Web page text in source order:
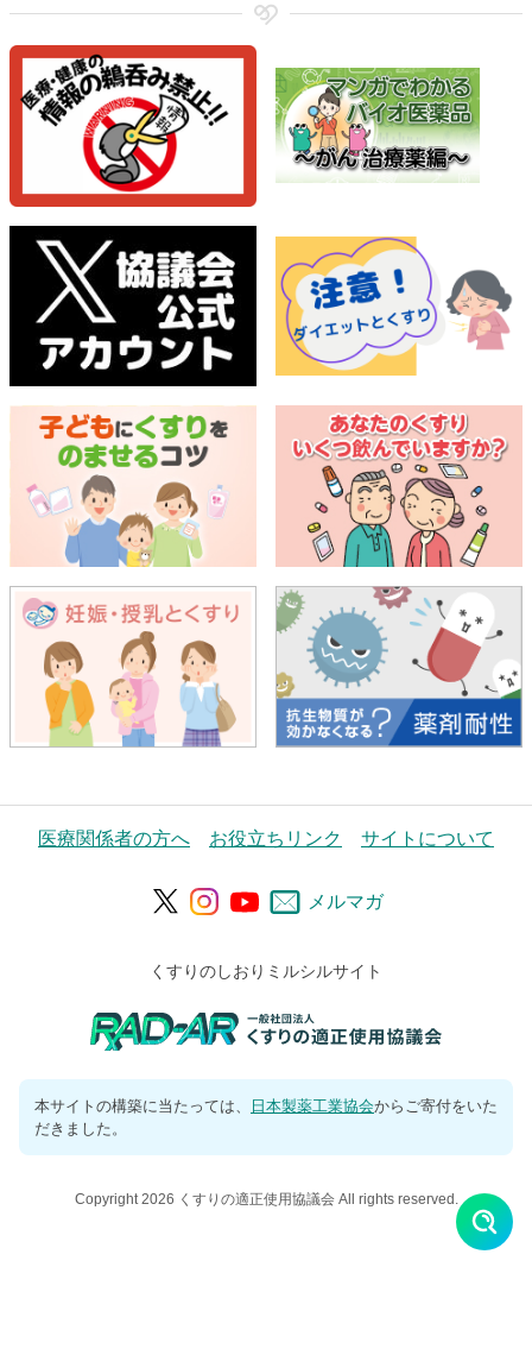
医療関係者の方へ お役立ちリンク サイトについて
メルマガ
くすりのしおりミルシルサイト
本サイトの構築に当たっては、 日本製薬工業協会からご寄付をいた
だきました。
Copyright 2026 くすりの適正使用協議会 All rights reserved.